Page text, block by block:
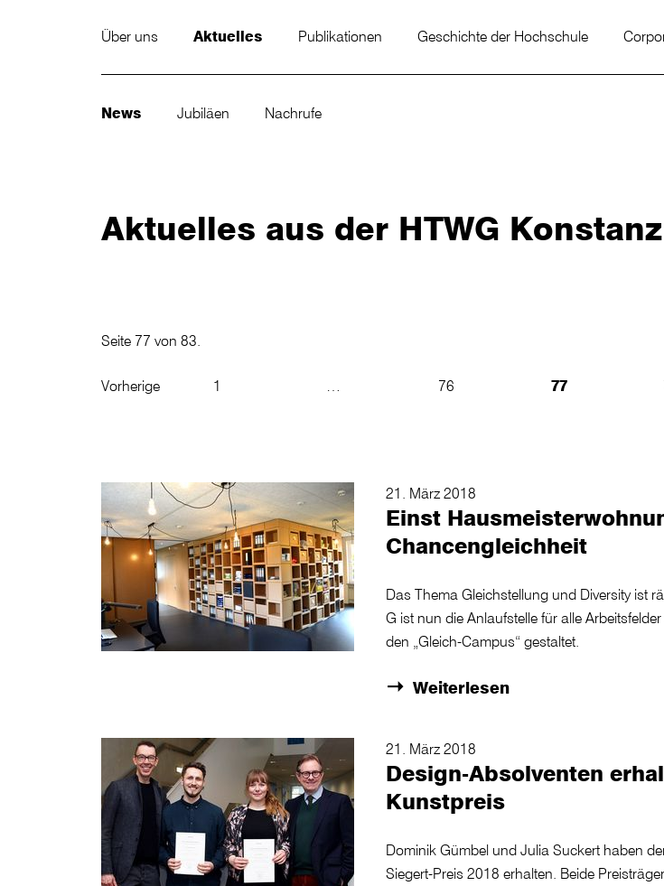
Über uns Aktuelles Publikationen Geschichte der Hochschule
News Jubiläen Nachrufe
Aktuelles aus der HTWG Konstanz
Seite 77 von 83.
Vorherige 1 76 77
21. März 2018
Einst
Chancengleichheit
Das Thema Gleichstellung und Diversity ist
G ist nun die Anlaufstelle für alle
den „Gleich-Campus“ gestaltet.
Weiterlesen
21. März 2018
Design-Absolventen
Kunstpreis
Dominik Gümbel und Julia Suckert haben
Siegert-Preis 2018 erhalten. Beide